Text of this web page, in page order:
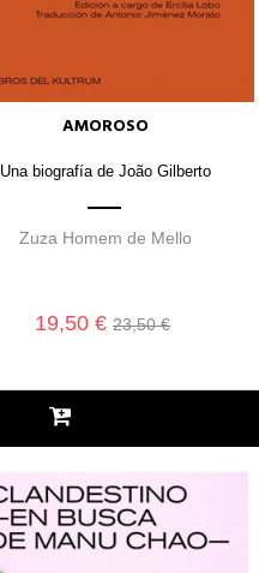
AMOROSO
Una biografía de João Gilberto
Zuza Homem de Mello
19,50 € 23,50 €